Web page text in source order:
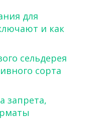
для
и как
сельдерея
сорта
запрета,